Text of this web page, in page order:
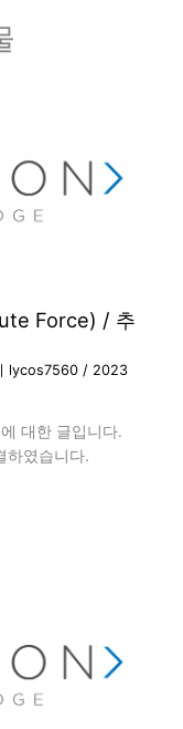
Force) / 추
lycos7560 / 2023
대한 글입니다.
하였습니다.